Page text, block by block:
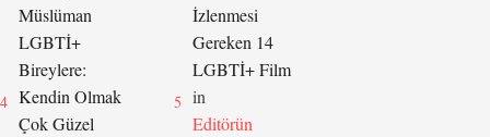
4
Müslüman
LGBTİ+
Bireylere:
Kendin Olmak
Çok Güzel
5
İzlenmesi
Gereken 14
LGBTİ+ Film
in
Editörün